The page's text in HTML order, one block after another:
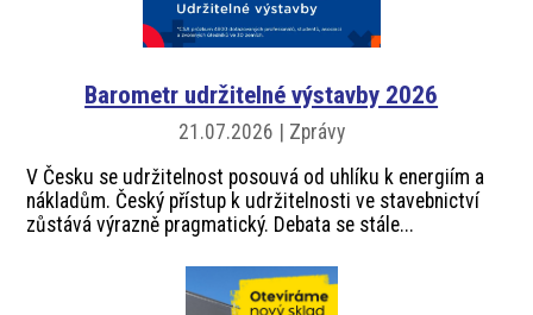
Barometr udržitelné výstavby 2026
21.07.2026 | Zprávy
V Česku se udržitelnost posouvá od uhlíku k energiím a
nákladům. Český přístup k udržitelnosti ve stavebnictví
zůstává výrazně pragmatický. Debata se stále...